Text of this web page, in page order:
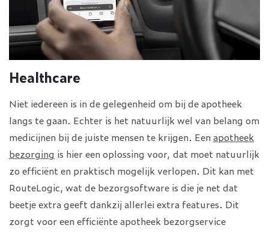
Healthcare
Niet iedereen is in de gelegenheid om bij de apotheek
langs te gaan. Echter is het natuurlijk wel van belang om
medicijnen bij de juiste mensen te krijgen. Eenapotheek
bezorging is hier een oplossing voor, dat moet natuurlijk
zo efficiënt en praktisch mogelijk verlopen. Dit kan met
RouteLogic, wat de bezorgsoftware is die je net dat
beetje extra geeft dankzij allerlei extra features. Dit
zorgt voor een efficiënte apotheek bezorgservice